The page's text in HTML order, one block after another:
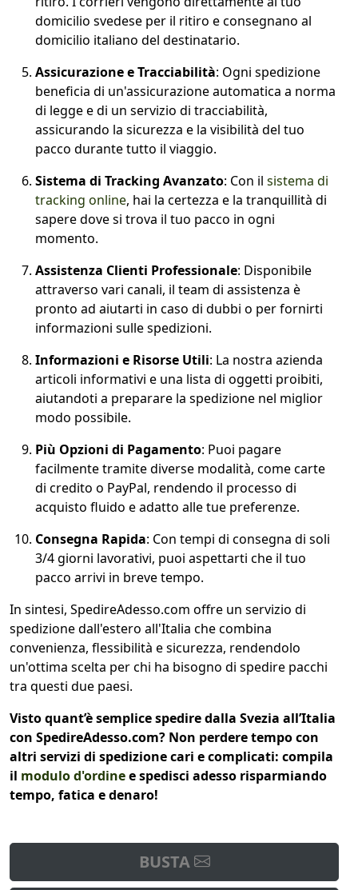
domicilio svedese per il ritiro e consegnano al
domicilio italiano del destinatario.
Assicurazione e Tracciabilità: Ogni spedizione
beneficia di un'assicurazione automatica a norma
di legge e di un servizio di tracciabilità,
assicurando la sicurezza e la visibilità del tuo
pacco durante tutto il viaggio.
Sistema di Tracking Avanzato: Con il sistema di
tracking online, hai la certezza e la tranquillità di
sapere dove si trova il tuo pacco in ogni
momento.
Assistenza Clienti Professionale: Disponibile
attraverso vari canali, il team di assistenza è
pronto ad aiutarti in caso di dubbi o per fornirti
informazioni sulle spedizioni.
Informazioni e Risorse Utili: La nostra azienda
articoli informativi e una lista di oggetti proibiti,
aiutandoti a preparare la spedizione nel miglior
modo possibile.
Più Opzioni di Pagamento: Puoi pagare
facilmente tramite diverse modalità, come carte
di credito o PayPal, rendendo il processo di
acquisto fluido e adatto alle tue preferenze.
Consegna Rapida: Con tempi di consegna di soli
3/4 giorni lavorativi, puoi aspettarti che il tuo
pacco arrivi in breve tempo.
In sintesi, SpedireAdesso.com offre un servizio di
spedizione dall'estero all'Italia che combina
convenienza, flessibilità e sicurezza, rendendolo
un'ottima scelta per chi ha bisogno di spedire pacchi
tra questi due paesi.
Visto quant’è semplice spedire dalla Svezia all’Italia
con SpedireAdesso.com? Non perdere tempo con
altri servizi di spedizione cari e complicati: compila
il modulo d'ordinee spedisci adesso risparmiando
tempo, fatica e denaro!
BUSTA